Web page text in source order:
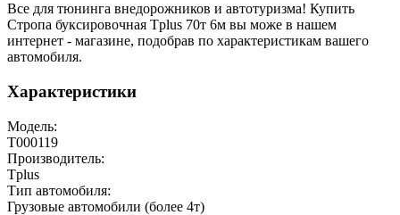
Все для тюнинга внедорожников и автотуризма! Купить
Стропа буксировочная Tplus 70т 6м вы може в нашем
интернет - магазине, подобрав по характеристикам вашего
автомобиля.
Характеристики
Модель:
T000119
Производитель:
Tplus
Тип автомобиля:
Грузовые автомобили (более 4т)